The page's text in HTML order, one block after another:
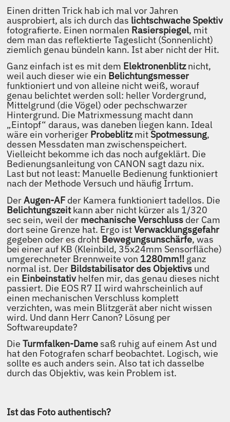
Einen dritten Trick hab ich mal vor Jahren
ausprobiert, als ich durch das lichtschwache Spektiv
fotografierte. Einen normalen Rasierspiegel, mit
dem man das reflektierte Tageslicht (Sonnenlicht)
ziemlich genau bündeln kann. Ist aber nicht der Hit.
Ganz einfach ist es mit dem Elektronenblitznicht,
weil auch dieser wie ein Belichtungsmesser
funktioniert und von alleine nicht weiß, worauf
genau belichtet werden soll: heller Vordergrund,
Mittelgrund (die Vögel) oder pechschwarzer
Hintergrund. Die Matrixmessung macht dann
„Eintopf“ daraus, was daneben liegen kann. Ideal
wäre ein vorheriger ProbeblitzmitSpotmessung,
dessen Messdaten man zwischenspeichert.
Vielleicht bekomme ich das noch aufgeklärt. Die
Bedienungsanleitung von CANON sagt dazu nix.
Last but not least: Manuelle Bedienung funktioniert
nach der Methode Versuch und häufig Irrtum.
DerAugen-AF der Kamera funktioniert tadellos. Die
Belichtungszeitkann aber nicht kürzer als 1/320
sec sein, weil der mechanische Verschluss der Cam
dort seine Grenze hat. Ergo istVerwacklungsgefahr
gegeben oder es droht Bewegungsunschärfe, was
bei einer auf KB (Kleinbild, 35x24mm Sensorfläche)
umgerechneter Brennweite von 1280mm!! ganz
normal ist. Der Bildstabilisator des Objektivs und
ein Einbeinstativhelfen mir, das genau dieses nicht
passiert. Die EOS R7 II wird wahrscheinlich auf
einen mechanischen Verschluss komplett
verzichten, was mein Blitzgerät aber nicht wissen
wird. Und dann Herr Canon? Lösung per
Softwareupdate?
DieTurmfalken-Damesaß ruhig auf einem Ast und
hat den Fotografen scharf beobachtet. Logisch, wie
sollte es auch anders sein. Also tat ich dasselbe
durch das Objektiv, was kein Problem ist.
Ist das Foto authentisch?